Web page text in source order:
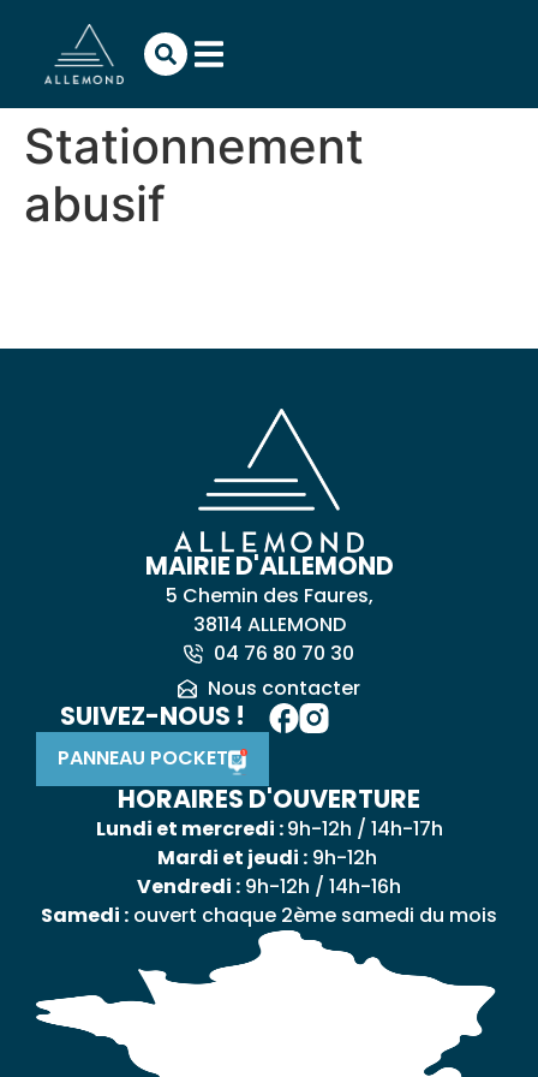
Stationnement
abusif
MAIRIE D'ALLEMOND
5 Chemin des Faures,
38114 ALLEMOND
04 76 80 70 30
Nous contacter
SUIVEZ-NOUS !
PANNEAU POCKET
HORAIRES D'OUVERTURE
Lundi et mercredi :9h-12h / 14h-17h
Mardi et jeudi :9h-12h
Vendredi : 9h-12h / 14h-16h
Samedi : ouvert chaque 2ème samedi du mois